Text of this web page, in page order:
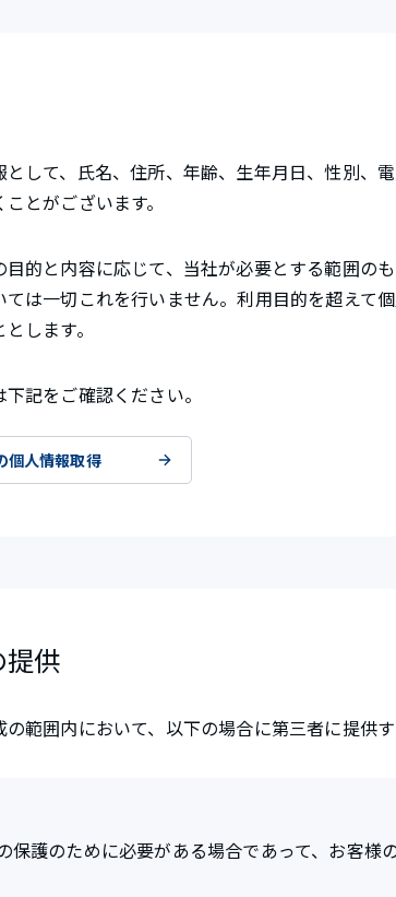
して、氏名、住所、年齢、生年月日、性別、
とがございます。
的と内容に応じて、当社が必要とする範囲の
は一切これを行いません。利用目的を超えて
します。
記をご確認ください。
個人情報取得
供
範囲内において、以下の場合に第三者に提供す
保護のために必要がある場合であって、お客様